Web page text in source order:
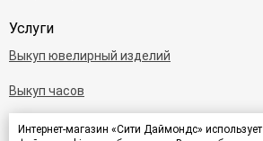
Интернет-магазин «Сити Даймондс» использует
Услуги
Выкуп ювелирный изделий
Выкуп часов
Выкуп бриллиантов